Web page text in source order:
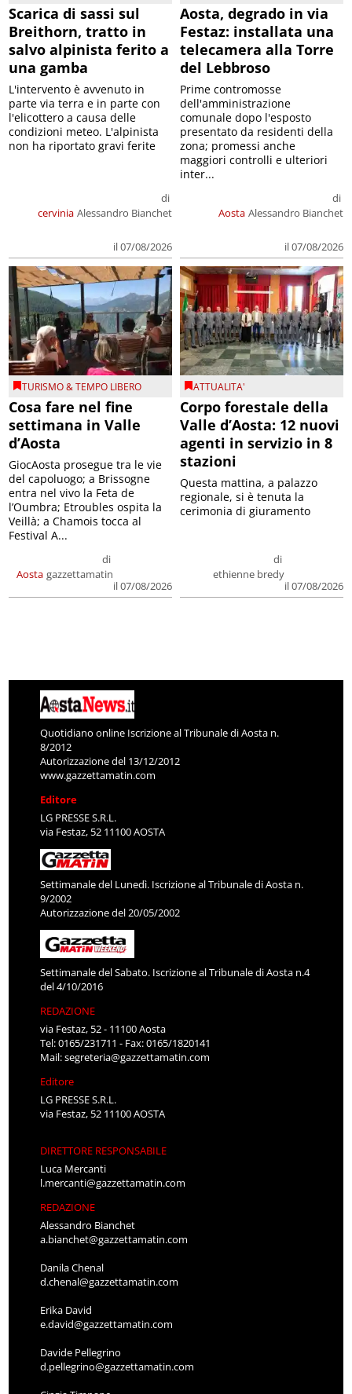
Scarica di sassi sul
Breithorn, tratto in
salvo alpinista ferito a
una gamba
cervinia
di
Alessandro Bianchet
il 07/08/2026
L'intervento è avvenuto in
parte via terra e in parte con
l'elicottero a causa delle
condizioni meteo. L'alpinista
non ha riportato gravi ferite
Aosta, degrado in via
Festaz: installata una
telecamera alla Torre
del Lebbroso
Aosta
di
Alessandro Bianchet
il 07/08/2026
Prime contromosse
dell'amministrazione
comunale dopo l'esposto
presentato da residenti della
zona; promessi anche
maggiori controlli e ulteriori
inter...
TURISMO & TEMPO LIBERO
Cosa fare nel fine
settimana in Valle
d’Aosta
Aosta
di
gazzettamatin
il 07/08/2026
GiocAosta prosegue tra le vie
del capoluogo; a Brissogne
entra nel vivo la Feta de
l’Oumbra; Etroubles ospita la
Veillà; a Chamois tocca al
Festival A...
ATTUALITA'
Corpo forestale della
Valle d’Aosta: 12 nuovi
agenti in servizio in 8
stazioni
di
ethienne bredy
il 07/08/2026
Questa mattina, a palazzo
regionale, si è tenuta la
cerimonia di giuramento
Quotidiano online Iscrizione al Tribunale di Aosta n.
8/2012
Autorizzazione del 13/12/2012
www.gazzettamatin.com
Editore
LG PRESSE S.R.L.
via Festaz, 52 11100 AOSTA
Settimanale del Lunedì. Iscrizione al Tribunale di Aosta n.
9/2002
Autorizzazione del 20/05/2002
Settimanale del Sabato. Iscrizione al Tribunale di Aosta n.4
del 4/10/2016
REDAZIONE
via Festaz, 52 - 11100 Aosta
Tel: 0165/231711 - Fax: 0165/1820141
Mail:segreteria@gazzettamatin.com
Editore
LG PRESSE S.R.L.
via Festaz, 52 11100 AOSTA
DIRETTORE RESPONSABILE
Luca Mercanti
l.mercanti@gazzettamatin.com
REDAZIONE
Alessandro Bianchet
a.bianchet@gazzettamatin.com
Danila Chenal
d.chenal@gazzettamatin.com
Erika David
e.david@gazzettamatin.com
Davide Pellegrino
d.pellegrino@gazzettamatin.com